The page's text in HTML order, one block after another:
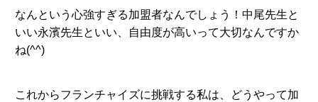
なんという心強すぎる加盟者なんでしょう！中尾先生と
いい永濱先生といい、自由度が高いって大切なんですか
ね(^^)
これからフランチャイズに挑戦する私は、どうやって加